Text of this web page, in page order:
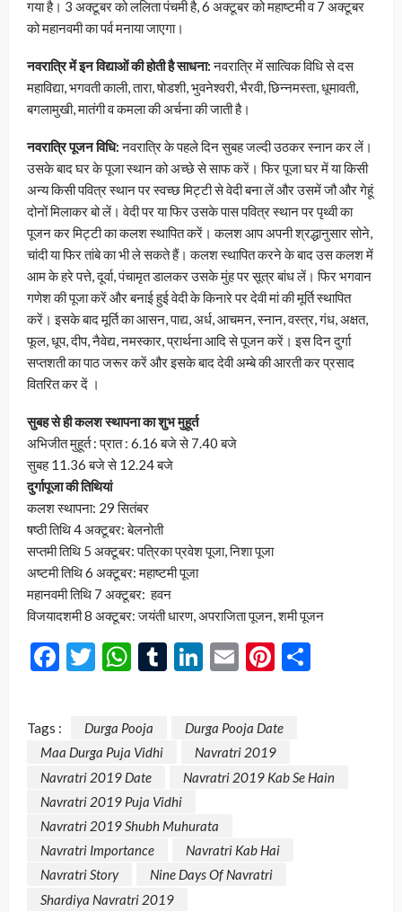
गया है। 3 अक्टूबर को ललिता पंचमी है, 6 अक्टूबर को महाष्टमी व 7 अक्टूबर
को महानवमी का पर्व मनाया जाएगा।
नवरात्रि में इन विद्याओं की होती है साधना:नवरात्रि में सात्विक विधि से दस
महाविद्या, भगवती काली, तारा, षोडशी, भुवनेश्वरी, भैरवी, छिन्नमस्ता, धूमावती,
बगलामुखी, मातंगी व कमला की अर्चना की जाती है।
नवरात्रि पूजन विधि:नवरात्रि के पहले दिन सुबह जल्दी उठकर स्नान कर लें।
उसके बाद घर के पूजा स्थान को अच्छे से साफ करें। फिर पूजा घर में या किसी
अन्य किसी पवित्र स्थान पर स्वच्छ मिट्टी से वेदी बना लें और उसमें जौ और गेहूं
दोनों मिलाकर बो लें। वेदी पर या फिर उसके पास पवित्र स्थान पर पृथ्वी का
पूजन कर मिट्टी का कलश स्थापित करें। कलश आप अपनी श्रद्धानुसार सोने,
चांदी या फिर तांबे का भी ले सकते हैं। कलश स्थापित करने के बाद उस कलश में
आम के हरे पत्ते, दूर्वा, पंचामृत डालकर उसके मुंह पर सूत्र बांध लें। फिर भगवान
गणेश की पूजा करें और बनाई हुई वेदी के किनारे पर देवी मां की मूर्ति स्थापित
करें। इसके बाद मूर्ति का आसन, पाद्य, अर्ध, आचमन, स्नान, वस्त्र, गंध, अक्षत,
फूल, धूप, दीप, नैवेद्य, नमस्कार, प्रार्थना आदि से पूजन करें। इस दिन दुर्गा
सप्तशती का पाठ जरूर करें और इसके बाद देवी अम्बे की आरती कर प्रसाद
वितरित कर दें ।
सुबह से ही कलश स्थापना का शुभ मुहूर्त
अभिजीत मुहूर्त : प्रात : 6.16 बजे से 7.40 बजे
सुबह 11.36 बजे से 12.24 बजे
दुर्गापूजा की तिथियां
कलश स्थापना: 29 सितंबर
षष्ठी तिथि 4 अक्टूबर: बेलनोती
सप्तमी तिथि 5 अक्टूबर: पत्रिका प्रवेश पूजा, निशा पूजा
अष्टमी तिथि 6 अक्टूबर: महाष्टमी पूजा
महानवमी तिथि 7 अक्टूबर: हवन
विजयादशमी 8 अक्टूबर: जयंती धारण, अपराजिता पूजन, शमी पूजन
Facebook
Twitter
WhatsApp
Tumblr
LinkedIn
EmailPinterest
Tags : Durga Pooja
Durga Pooja Date
Maa Durga Puja Vidhi
Navratri 2019
Navratri 2019 Date
Navratri 2019 Kab Se Hain
Navratri 2019 Puja Vidhi
Navratri 2019 Shubh Muhurata
Navratri Importance
Navratri Kab Hai
Navratri Story
Nine Days Of Navratri
Shardiya Navratri 2019